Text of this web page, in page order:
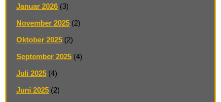
Januar 2026 (3)
November 2025 (2)
Oktober 2025 (2)
September 2025 (4)
Juli 2025 (4)
Juni 2025 (2)